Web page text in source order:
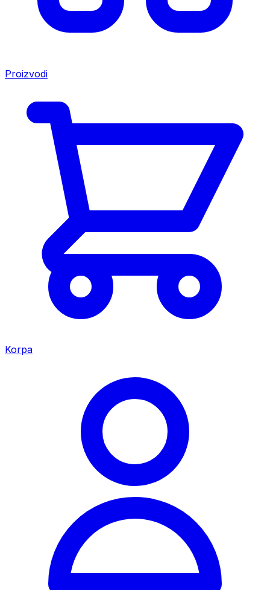
Proizvodi
Korpa